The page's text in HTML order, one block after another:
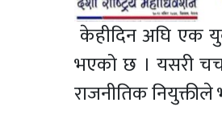
केहीदिन अघि एक
भएको छ । यसरी
राजनीतिक